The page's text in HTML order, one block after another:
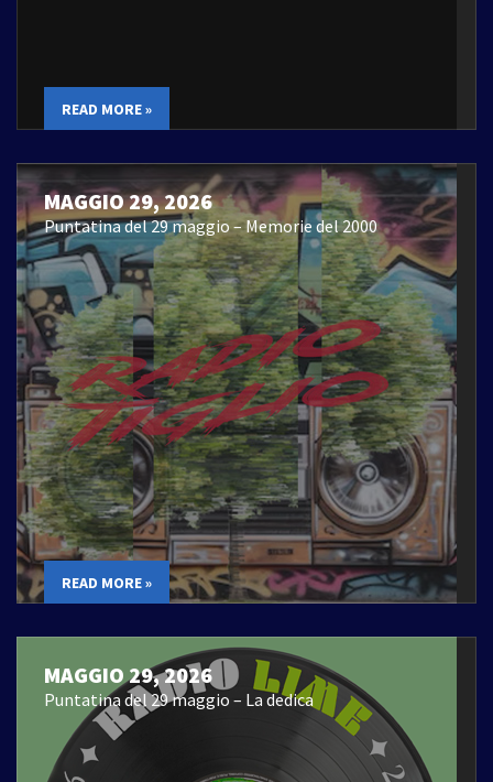
READ MORE »
MAGGIO 29, 2026
Puntatina del 29 maggio – Memorie del 2000
READ MORE »
MAGGIO 29, 2026
Puntatina del 29 maggio – La dedica